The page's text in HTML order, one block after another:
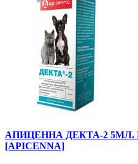
АПИЦЕННА ДЕКТА-2 5МЛ.
[APICENNA]